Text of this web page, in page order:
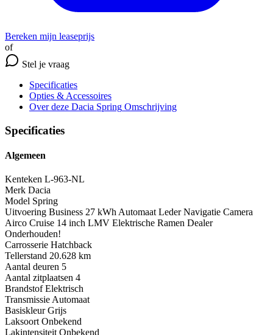
Bereken mijn leaseprijs
of
Stel je vraag
Specificaties
Opties & Accessoires
Over deze Dacia Spring Omschrijving
Specificaties
Algemeen
Kenteken L-963-NL
Merk Dacia
Model Spring
Uitvoering Business 27 kWh Automaat Leder Navigatie Camera
Airco Cruise 14 inch LMV Elektrische Ramen Dealer
Onderhouden!
Carrosserie Hatchback
Tellerstand 20.628 km
Aantal deuren 5
Aantal zitplaatsen 4
Brandstof Elektrisch
Transmissie Automaat
Basiskleur Grijs
Laksoort Onbekend
Lakintensiteit Onbekend